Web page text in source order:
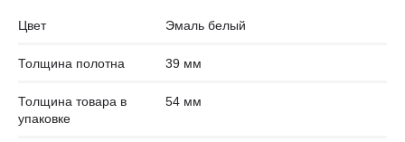
Цвет Эмаль белый
Толщина полотна 39 мм
Толщина товара в
упаковке
54 мм